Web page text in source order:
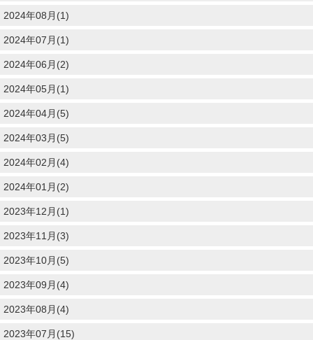
2024年08月(1)
2024年07月(1)
2024年06月(2)
2024年05月(1)
2024年04月(5)
2024年03月(5)
2024年02月(4)
2024年01月(2)
2023年12月(1)
2023年11月(3)
2023年10月(5)
2023年09月(4)
2023年08月(4)
2023年07月(15)